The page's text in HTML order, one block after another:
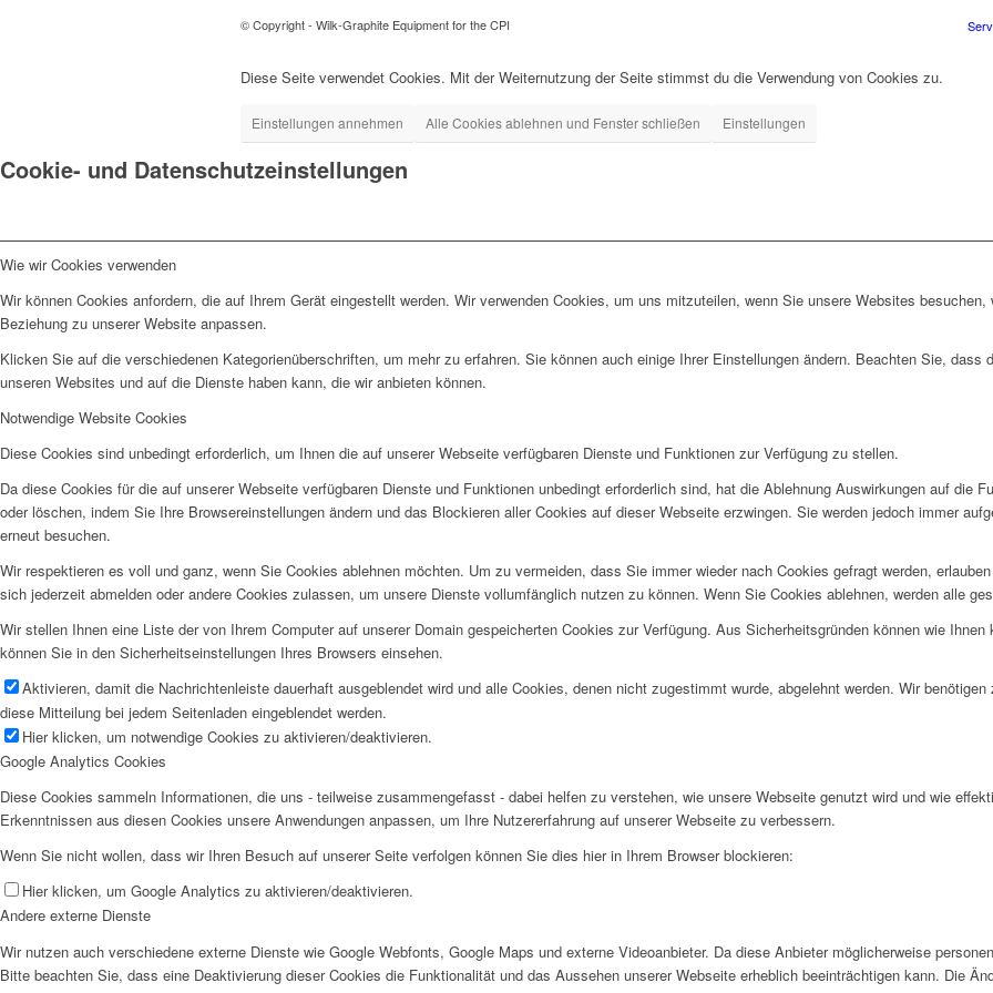
© Copyright - Wilk-Graphite Equipment for the CPI
Diese Seite verwendet Cookies. Mit der Weiternutzung der Seite stimmst du die Verwendung von Cookies zu.
Einstellungen annehmen Alle Cookies ablehnen und Fenster schließen Einstellungen
Cookie- und Datenschutzeinstellungen
Wie wir Cookies verwenden
Wir können Cookies anfordern, die auf Ihrem Gerät eingestellt werden. Wir verwenden Cookies, um uns mitzuteilen, wenn Sie unsere Websites
Beziehung zu unserer Website anpassen.
Klicken Sie auf die verschiedenen Kategorienüberschriften, um mehr zu erfahren. Sie können auch einige Ihrer Einstellungen ändern. Beachten Sie,
unseren Websites und auf die Dienste haben kann, die wir anbieten können.
Notwendige Website Cookies
Diese Cookies sind unbedingt erforderlich, um Ihnen die auf unserer Webseite verfügbaren Dienste und Funktionen zur Verfügung zu stellen.
Da diese Cookies für die auf unserer Webseite verfügbaren Dienste und Funktionen unbedingt erforderlich sind, hat die Ablehnung Auswirkungen auf die
oder löschen, indem Sie Ihre Browsereinstellungen ändern und das Blockieren aller Cookies auf dieser Webseite erzwingen. Sie werden jedoch immer
erneut besuchen.
Wir respektieren es voll und ganz, wenn Sie Cookies ablehnen möchten. Um zu vermeiden, dass Sie immer wieder nach Cookies gefragt werden,
sich jederzeit abmelden oder andere Cookies zulassen, um unsere Dienste vollumfänglich nutzen zu können. Wenn Sie Cookies ablehnen, werden alle
Wir stellen Ihnen eine Liste der von Ihrem Computer auf unserer Domain gespeicherten Cookies zur Verfügung. Aus Sicherheitsgründen können wie
können Sie in den Sicherheitseinstellungen Ihres Browsers einsehen.
Aktivieren, damit die Nachrichtenleiste dauerhaft ausgeblendet wird und alle Cookies, denen nicht zugestimmt wurde, abgelehnt werden. Wir
diese Mitteilung bei jedem Seitenladen eingeblendet werden.
Hier klicken, um notwendige Cookies zu aktivieren/deaktivieren.
Google Analytics Cookies
Diese Cookies sammeln Informationen, die uns - teilweise zusammengefasst - dabei helfen zu verstehen, wie unsere Webseite genutzt wird und wie
Erkenntnissen aus diesen Cookies unsere Anwendungen anpassen, um Ihre Nutzererfahrung auf unserer Webseite zu verbessern.
Wenn Sie nicht wollen, dass wir Ihren Besuch auf unserer Seite verfolgen können Sie dies hier in Ihrem Browser blockieren:
Hier klicken, um Google Analytics zu aktivieren/deaktivieren.
Andere externe Dienste
Wir nutzen auch verschiedene externe Dienste wie Google Webfonts, Google Maps und externe Videoanbieter. Da diese Anbieter möglicherweise
Bitte beachten Sie, dass eine Deaktivierung dieser Cookies die Funktionalität und das Aussehen unserer Webseite erheblich beeinträchtigen kann. Die